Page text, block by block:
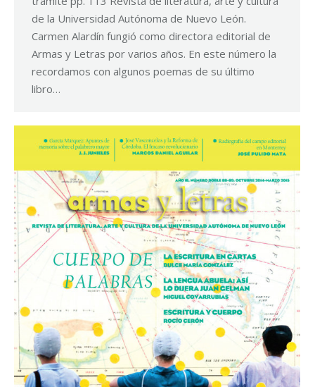
de la Universidad Autónoma de Nuevo León.
Carmen Alardín fungió como directora editorial de
Armas y Letras por varios años. En este número la
recordamos con algunos poemas de su último
libro…